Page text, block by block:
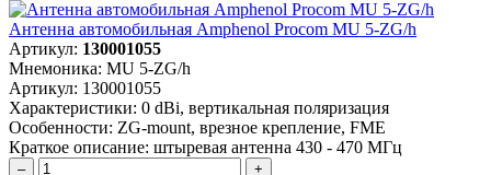
Антенна автомобильная Amphenol Procom MU 5-ZG/h
Артикул: 130001055
Мнемоника: MU 5-ZG/h
Артикул: 130001055
Характеристики: 0 dBi, вертикальная поляризация
Особенности: ZG-mount, врезное крепление, FME
Краткое описание: штыревая антенна 430 - 470 МГц
– +